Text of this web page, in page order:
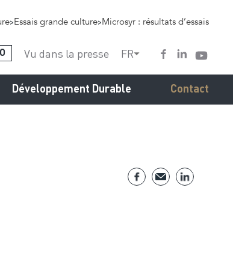
>Essais grande culture>Microsyr : résultats d’essais
Vu dans la presse FR
Développement Durable Contact